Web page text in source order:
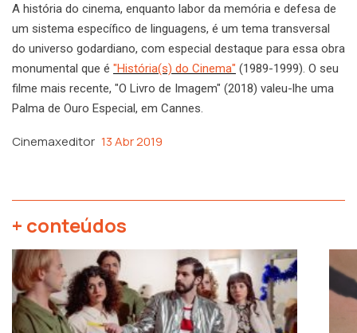
A história do cinema, enquanto labor da memória e defesa de
um sistema específico de linguagens, é um tema transversal
do universo godardiano, com especial destaque para essa obra
monumental que é "História(s) do Cinema" (1989-1999). O seu
filme mais recente, "O Livro de Imagem" (2018) valeu-lhe uma
Palma de Ouro Especial, em Cannes.
Cinemaxeditor 13 Abr 2019
+ conteúdos